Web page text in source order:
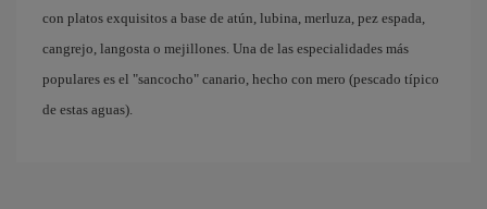
con platos exquisitos a base de atún, lubina, merluza, pez espada,
cangrejo, langosta o mejillones. Una de las especialidades más
populares es el "sancocho" canario, hecho con mero (pescado típico
de estas aguas).